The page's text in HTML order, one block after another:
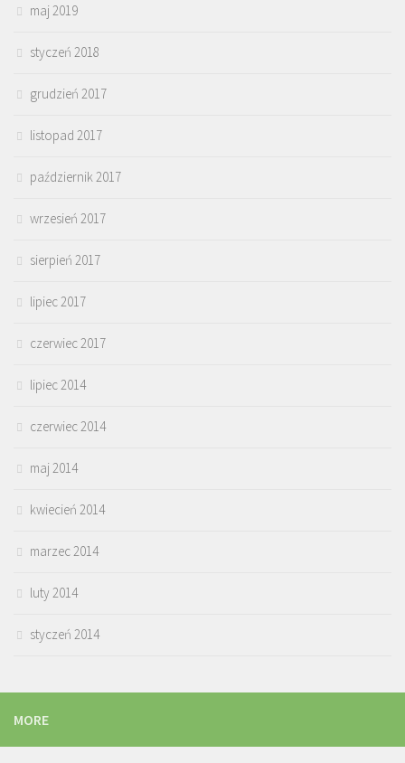
maj 2019
styczeń 2018
grudzień 2017
listopad 2017
październik 2017
wrzesień 2017
sierpień 2017
lipiec 2017
czerwiec 2017
lipiec 2014
czerwiec 2014
maj 2014
kwiecień 2014
marzec 2014
luty 2014
styczeń 2014
MORE